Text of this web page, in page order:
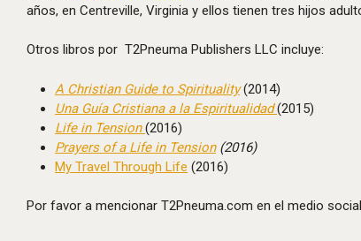
años, en Centreville, Virginia y ellos tienen tres hijos
Otros libros por T2Pneuma Publishers LLC incluye:
A Christian Guide to Spirituality(2014)
Una Guía Cristiana a la Espiritualidad(2015)
Life in Tension(2016)
Prayers of a Life in Tension(2016)
My Travel Through Life (2016)
Por favor a mencionar T2Pneuma.com en el medio